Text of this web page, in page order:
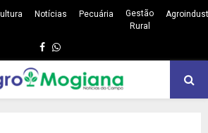
Notícias Pecuária
Gestão
Rural
Facebook
Whatsapp